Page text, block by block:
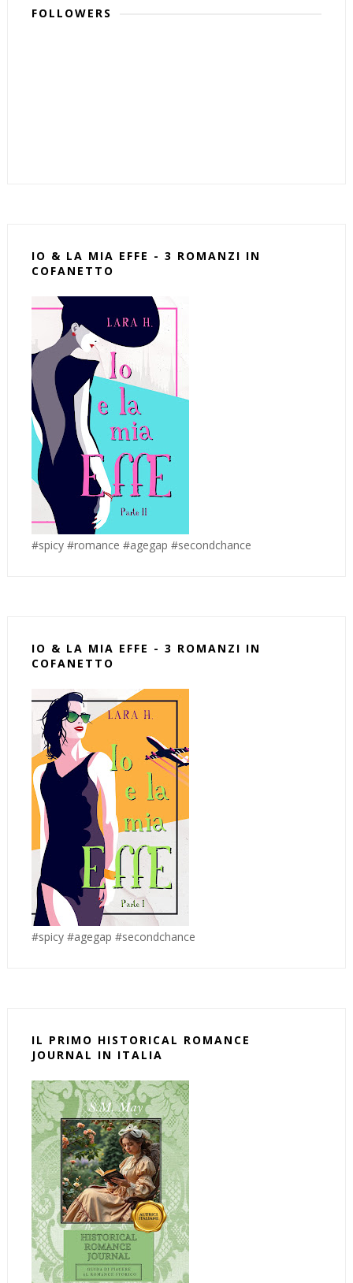
FOLLOWERS
IO & LA MIA EFFE - 3 ROMANZI IN
COFANETTO
#spicy #romance #agegap #secondchance
IO & LA MIA EFFE - 3 ROMANZI IN
COFANETTO
#spicy #agegap #secondchance
IL PRIMO HISTORICAL ROMANCE
JOURNAL IN ITALIA